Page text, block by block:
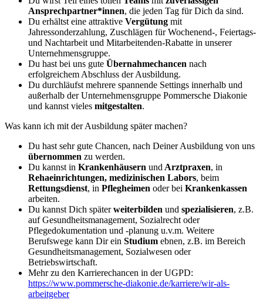
Ansprechpartner*innen, die jeden Tag für Dich da sind.
Du erhältst eine attraktive Vergütung mit
Jahressonderzahlung, Zuschlägen für Wochenend-, Feiertags-
und Nachtarbeit und Mitarbeitenden-Rabatte in unserer
Unternehmensgruppe.
Du hast bei uns gute Übernahmechancen nach
erfolgreichem Abschluss der Ausbildung.
Du durchläufst mehrere spannende Settings innerhalb und
außerhalb der Unternehmensgruppe Pommersche Diakonie
und kannst vieles mitgestalten.
Was kann ich mit der Ausbildung später machen?
Du hast sehr gute Chancen, nach Deiner Ausbildung von uns
übernommen zu werden.
Du kannst in Krankenhäusern und Arztpraxen, in
Rehaeinrichtungen, medizinischen Labors, beim
Rettungsdienst, in Pflegheimen oder bei Krankenkassen
arbeiten.
Du kannst Dich späterweiterbilden und spezialisieren, z.B.
auf Gesundheitsmanagement, Sozialrecht oder
Pflegedokumentation und -planung u.v.m. Weitere
Berufswege kann Dir ein Studium ebnen, z.B. im Bereich
Gesundheitsmanagement, Sozialwesen oder
Betriebswirtschaft.
Mehr zu den Karrierechancen in der UGPD:
https://www.pommersche-diakonie.de/karriere/wir-als-
arbeitgeber